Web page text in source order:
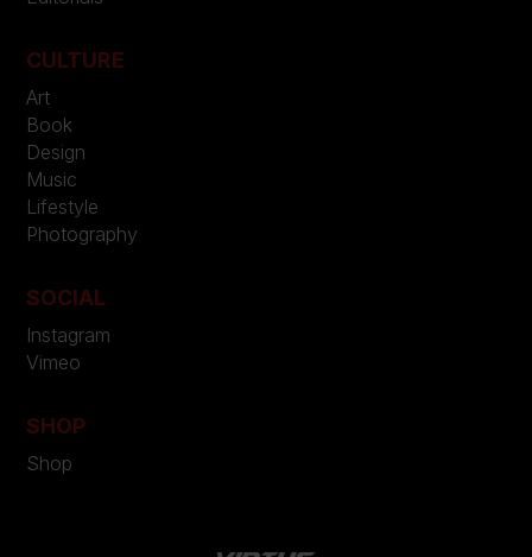
CULTURE
Art
Book
Design
Music
Lifestyle
Photography
SOCIAL
Instagram
Vimeo
SHOP
Shop